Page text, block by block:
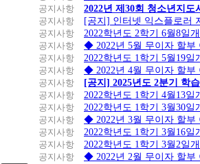
공지사항
2022년 제30회 청소년지
공지사항
[공지] 인터넷 익스플로러
공지사항
2022학년도 2학기 6월8일
공지사항
◆ 2022년 5월 무이자 할
공지사항
2022학년도 1학기 5월19
공지사항
◆ 2022년 4월 무이자 할
공지사항
[공지] 2025년도 2분기 학
공지사항
2022학년도 1학기 4월13
공지사항
2022학년도 1학기 3월30
공지사항
◆ 2022년 3월 무이자 할
공지사항
2022학년도 1학기 3월16
공지사항
2022학년도 1학기 3월2일
공지사항
◆ 2022년 2월 무이자 할